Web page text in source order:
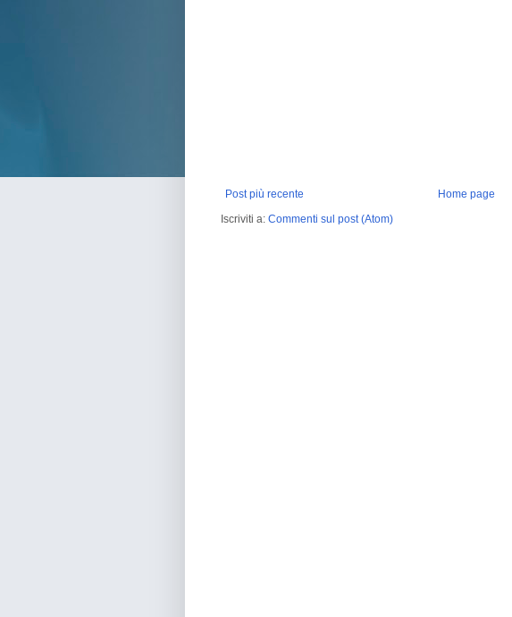
Post più recente
Home page
Iscriviti a: Commenti sul post (Atom)